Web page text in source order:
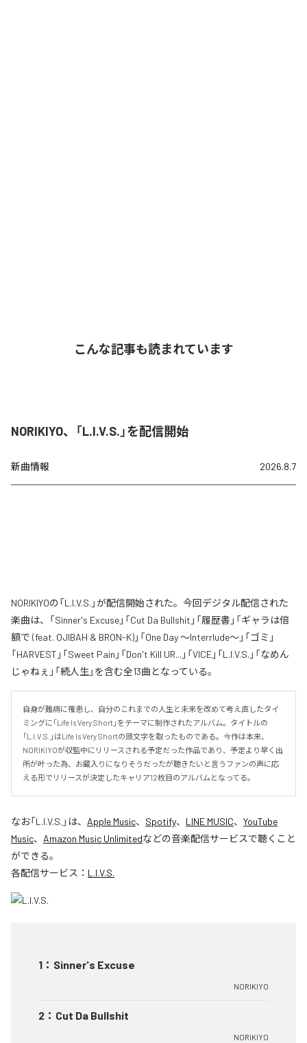
こんな記事も読まれています
NORIKIYO、「L.I.V.S.」を配信開始
新曲情報 2026.8.7
NORIKIYOの「L.I.V.S.」が配信開始された。今回デジタル配信された
楽曲は、「Sinner's Excuse」「Cut Da Bullshit」「履歴書」「ギャラは倍
額で (feat. OJIBAH & BRON-K)」「One Day ～Interrlude～」「ゴミ」
「HARVEST」「Sweet Pain」「Don't Kill UR...」「VICE」「L.I.V.S.」「なめん
じゃねぇ」「続人生」を含む全13曲となっている。
自身が難病に罹患し、自分のこれまでの人生と未来を改めて考え直したタイ
ミングに「Life Is Very Short」をテーマに制作されたアルバム。タイトルの
「L.I.V.S.」はLife Is Very Shortの頭文字を取ったものである。今作は本来、
NORIKIYOが収監中にリリースされる予定だった作品であり、予定より早く出
所が叶った為、お蔵入りになりそうだったが聴きたいと言うファンの声に応
える形でリリースが決定したキャリア12枚目のアルバムとなってる。
なお「L.I.V.S. 」は、 Apple Music、 Spotify、 LINE MUSIC、 YouTube
Music、 Amazon Music Unlimitedなどの音楽配信サービスで聴くこと
ができる。
各配信サービス： L.I.V.S.
1 ： Sinner's Excuse
NORIKIYO
2 ： Cut Da Bullshit
NORIKIYO